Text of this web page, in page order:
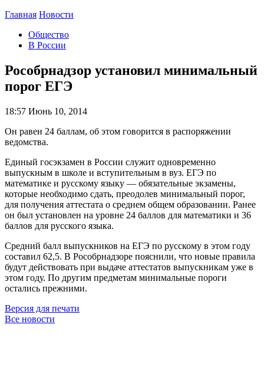
Главная Новости
Общество
В России
Рособрнадзор установил минимальный
порог ЕГЭ
18:57 Июнь 10, 2014
Он равен 24 баллам, об этом говорится в распоряжении
ведомства.
Единый госэкзамен в России служит одновременно
выпускным в школе и вступительным в вуз. ЕГЭ по
математике и русскому языку — обязательные экзамены,
которые необходимо сдать, преодолев минимальный порог,
для получения аттестата о среднем общем образовании. Ранее
он был установлен на уровне 24 баллов для математики и 36
баллов для русского языка.
Средний балл выпускников на ЕГЭ по русскому в этом году
составил 62,5. В Рособрнадзоре пояснили, что новые правила
будут действовать при выдаче аттестатов выпускникам уже в
этом году. По другим предметам минимальные пороги
остались прежними.
Версия для печати
Все новости